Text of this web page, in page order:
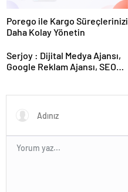
Porego ile Kargo Süreçlerinizi
Daha Kolay Yönetin
Serjoy : Dijital Medya Ajansı,
Google Reklam Ajansı, SEO